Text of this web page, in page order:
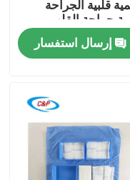
قلبية الجراحة
جراحة القلب
إرسال استفسار